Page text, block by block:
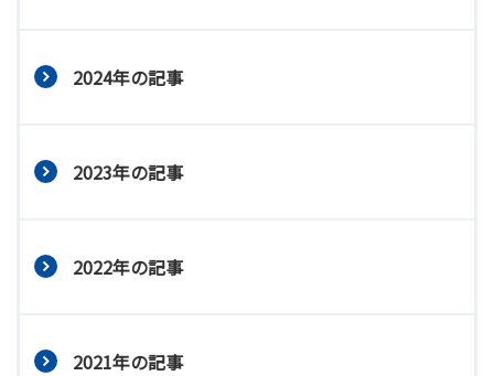
2024年の記事
2023年の記事
2022年の記事
2021年の記事